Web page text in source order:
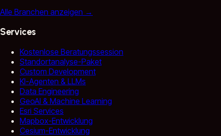
Alle Branchen anzeigen →
Services
Kostenlose Beratungssession
Standortanalyse-Paket
Custom Development
KI-Agenten & LLMs
Data Engineering
GeoAI & Machine Learning
Esri Services
Mapbox-Entwicklung
Cesium-Entwicklung